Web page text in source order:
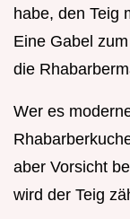
habe, den Teig
Eine Gabel
die
Wer es
aber Vorsicht
wird der Teig